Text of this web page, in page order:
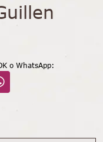
o WhatsApp: